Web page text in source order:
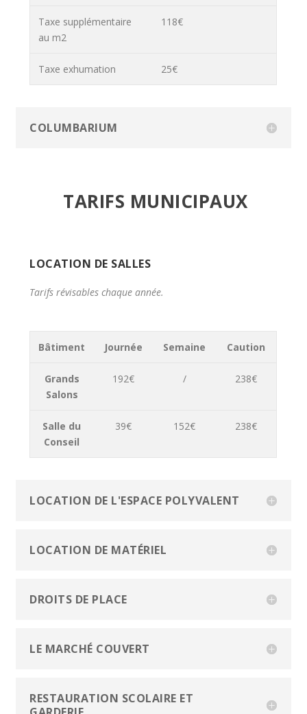
Taxe supplémentaire
au m2
118€
Taxe exhumation 25€
COLUMBARIUM
TARIFS MUNICIPAUX
LOCATION DE SALLES
Tarifs révisables chaque année.
Bâtiment Journée Semaine Caution
Grands
Salons
192€ / 238€
Salle du
Conseil
39€ 152€ 238€
LOCATION DE L'ESPACE POLYVALENT
LOCATION DE MATÉRIEL
DROITS DE PLACE
LE MARCHÉ COUVERT
RESTAURATION SCOLAIRE ET